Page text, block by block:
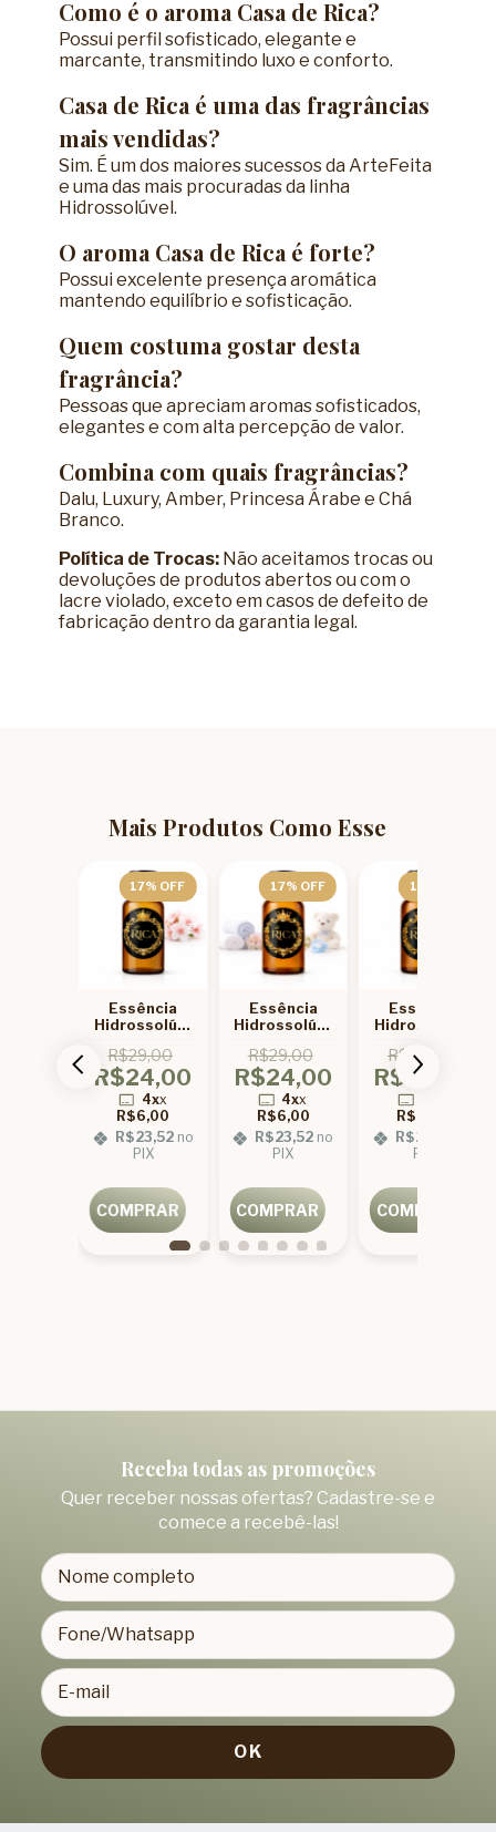
Como é o aroma Casa de Rica?
Possui perfil sofisticado, elegante e
marcante, transmitindo luxo e conforto.
Casa de Rica é uma das fragrâncias
mais vendidas?
Sim. É um dos maiores sucessos da ArteFeita
e uma das mais procuradas da linha
Hidrossolúvel.
O aroma Casa de Rica é forte?
Possui excelente presença aromática
mantendo equilíbrio e sofisticação.
Quem costuma gostar desta
fragrância?
Pessoas que apreciam aromas sofisticados,
elegantes e com alta percepção de valor.
Combina com quais fragrâncias?
Dalu, Luxury, Amber, Princesa Árabe e Chá
Branco.
Política de Trocas: Não aceitamos trocas ou
devoluções de produtos abertos ou com o
lacre violado, exceto em casos de defeito de
fabricação dentro da garantia legal.
Mais Produtos Como Esse
17% OFF
Essência
Hidrossolúvel
Cerejeira de
Rica 100ml
R$29,00
R$24,00
4xx
R$6,00
R$23,52no
PIX
COMPRAR
17% OFF
Essência
Hidrossolúvel
100ml
R$29,00
R$24,00
4xx
R$6,00
R$23,52 no
PIX
COMPRAR
17
Essência
Hidrossolúvel
Avelã de
Rica 100ml
R$29,00
R$24,00
R$6,00
R$23,52
PIX
COMPRAR
Receba todas as promoções
Quer receber nossas ofertas? Cadastre-se e
comece a recebê-las!